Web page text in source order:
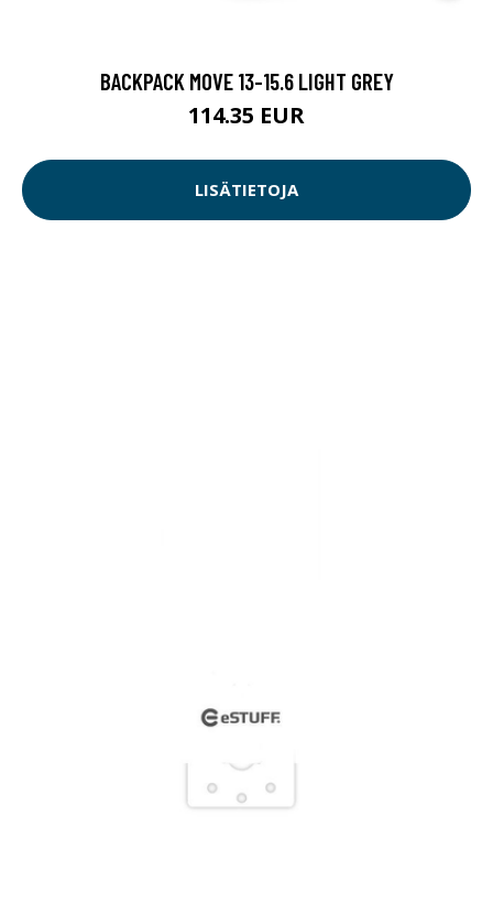
BACKPACK MOVE 13-15.6 LIGHT GREY
114.35 EUR
LISÄTIETOJA